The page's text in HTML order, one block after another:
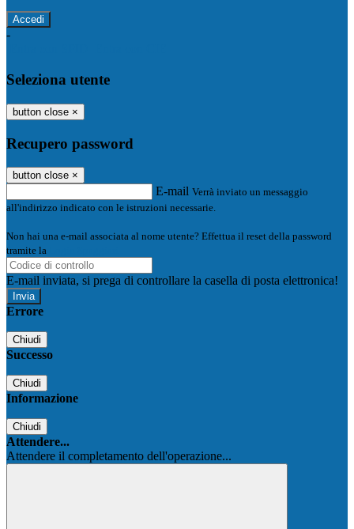
-
Seleziona utente
button close ×
Recupero password
button close ×
E-mail Verrà inviato un messaggio
all'indirizzo indicato con le istruzioni necessarie.
Non hai una e-mail associata al nome utente? Effettua il reset della password
tramite la
E-mail inviata, si prega di controllare la casella di posta elettronica!
Errore
Chiudi
Successo
Chiudi
Informazione
Chiudi
Attendere...
Attendere il completamento dell'operazione...